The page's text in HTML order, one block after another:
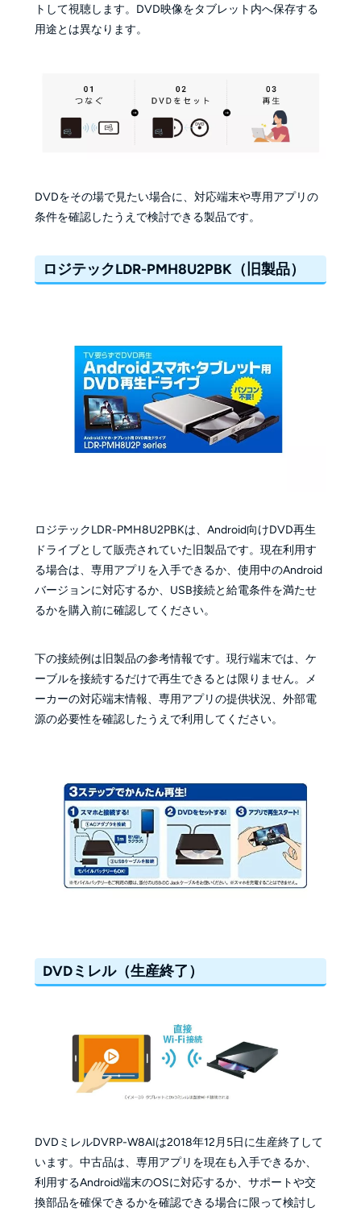
トして視聴します。DVD映像をタブレット内へ保存する
用途とは異なります。
DVDをその場で見たい場合に、対応端末や専用アプリの
条件を確認したうえで検討できる製品です。
ロジテックLDR-PMH8U2PBK（旧製品）
ロジテックLDR-PMH8U2PBKは、Android向けDVD再生
ドライブとして販売されていた旧製品です。現在利用す
る場合は、専用アプリを入手できるか、使用中のAndroid
バージョンに対応するか、USB接続と給電条件を満たせ
るかを購入前に確認してください。
下の接続例は旧製品の参考情報です。現行端末では、ケ
ーブルを接続するだけで再生できるとは限りません。メ
ーカーの対応端末情報、専用アプリの提供状況、外部電
源の必要性を確認したうえで利用してください。
DVDミレル（生産終了）
DVDミレルDVRP-W8AIは2018年12月5日に生産終了して
います。中古品は、専用アプリを現在も入手できるか、
利用するAndroid端末のOSに対応するか、サポートや交
換部品を確保できるかを確認できる場合に限って検討し